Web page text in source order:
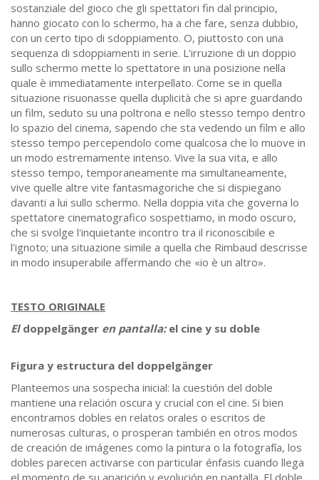
sostanziale del gioco che gli spettatori fin dal principio,
hanno giocato con lo schermo, ha a che fare, senza dubbio,
con un certo tipo di sdoppiamento. O, piuttosto con una
sequenza di sdoppiamenti in serie. L'irruzione di un doppio
sullo schermo mette lo spettatore in una posizione nella
quale è immediatamente interpellato. Come se in quella
situazione risuonasse quella duplicità che si apre guardando
un film, seduto su una poltrona e nello stesso tempo dentro
lo spazio del cinema, sapendo che sta vedendo un film e allo
stesso tempo percependolo come qualcosa che lo muove in
un modo estremamente intenso. Vive la sua vita, e allo
stesso tempo, temporaneamente ma simultaneamente,
vive quelle altre vite fantasmagoriche che si dispiegano
davanti a lui sullo schermo. Nella doppia vita che governa lo
spettatore cinematografico sospettiamo, in modo oscuro,
che si svolge l'inquietante incontro tra il riconoscibile e
l'ignoto; una situazione simile a quella che Rimbaud descrisse
in modo insuperabile affermando che «io è un altro».
TESTO ORIGINALE
El doppelgänger en pantalla:el cine y su doble
Figura y estructura del doppelgänger
Planteemos una sospecha inicial: la cuestión del doble
mantiene una relación oscura y crucial con el cine. Si bien
encontramos dobles en relatos orales o escritos de
numerosas culturas, o prosperan también en otros modos
de creación de imágenes como la pintura o la fotografía, los
dobles parecen activarse con particular énfasis cuando llega